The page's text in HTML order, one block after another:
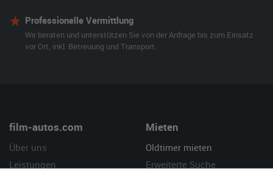
Professionelle Vermittlung
Wir beraten und unterstützen Sie von der Anfrage bis zum Einsatz
vor Ort, inkl. Betreuung und Transport.
film-autos.com
Über uns
Leistungen
Mieten
Oldtimer mieten
Erweiterte Suche